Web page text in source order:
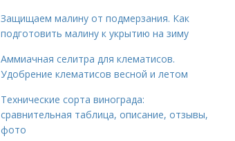
Защищаем малину от подмерзания. Как
подготовить малину к укрытию на зиму
Аммиачная селитра для клематисов.
Удобрение клематисов весной и летом
Технические сорта винограда:
сравнительная таблица, описание, отзывы,
фото